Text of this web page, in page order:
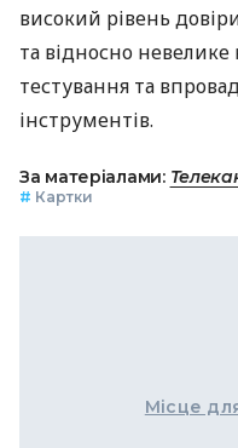
високий рівень
та відносно
тестування та
інструментів.
За матеріалами:
# Картки
Місце